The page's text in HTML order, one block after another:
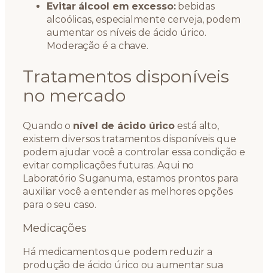
Evitar álcool em excesso:bebidas
alcoólicas, especialmente cerveja, podem
aumentar os níveis de ácido úrico.
Moderação é a chave.
Tratamentos disponíveis
no mercado
Quando o nível de ácido úrico está alto,
existem diversos tratamentos disponíveis que
podem ajudar você a controlar essa condição e
evitar complicações futuras. Aqui no
Laboratório Suganuma, estamos prontos para
auxiliar você a entender as melhores opções
para o seu caso.
Medicações
Há medicamentos que podem reduzir a
produção de ácido úrico ou aumentar sua